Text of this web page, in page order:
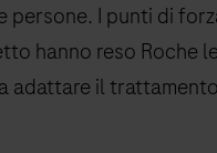
persone. I punti di
hanno reso Roche
adattare il